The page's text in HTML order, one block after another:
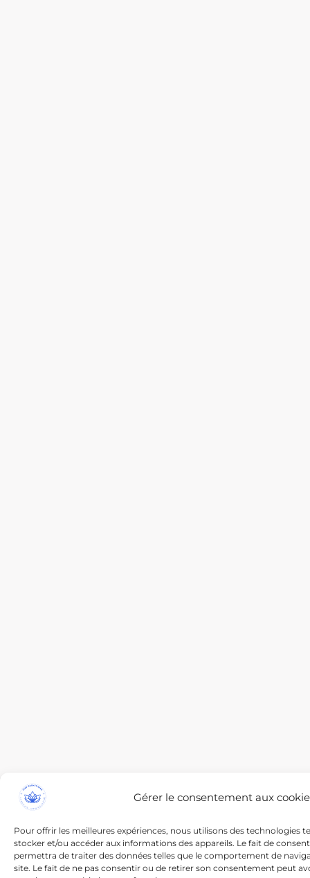
Gérer le consentement aux
Pour offrir les meilleures expériences, nous utilisons des technologies
stocker et/ou accéder aux informations des appareils. Le fait de
permettra de traiter des données telles que le comportement de
site. Le fait de ne pas consentir ou de retirer son consentement peut